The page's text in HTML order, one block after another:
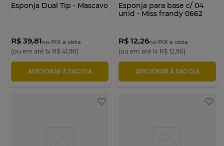
Esponja Dual Tip - Mascavo
R$ 39,81no PIX à vista
(ou em até 1x R$ 41,90)
ADICIONAR À SACOLA
Esponja para base c/ 04
unid - Miss frandy 0662
R$ 12,26no PIX à vista
(ou em até 1x R$ 12,90)
ADICIONAR À SACOLA